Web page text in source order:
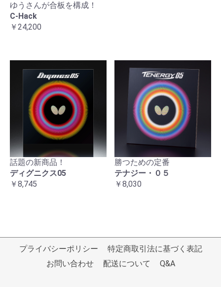
ゆうさんが合板を構成！
C-Hack
￥24,200
話題の新商品！
ディグニクス05
￥8,745
勝つための定番
テナジー・０５
￥8,030
プライバシーポリシー
特定商取引法に基づく表記
お問い合わせ
配送について Q&A